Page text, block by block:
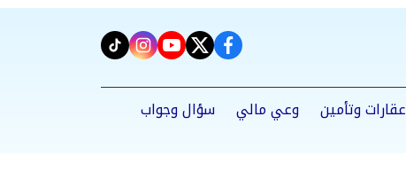
facebook
twitter
youtube
instagram
tiktok
عقارات وتأمين وعي مالي
سؤال وجواب